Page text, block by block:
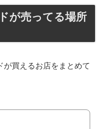
が売ってる場所
が買えるお店をまとめて